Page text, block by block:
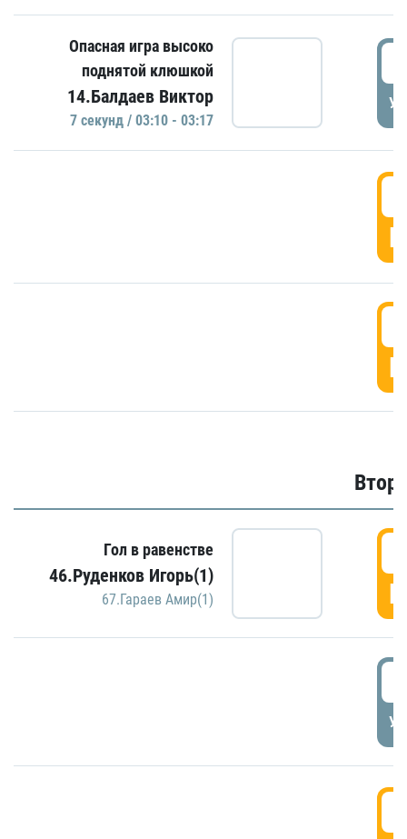
Опасная игра высоко
поднятой клюшкой
14.Балдаев Виктор
7 секунд / 03:10 - 03:17
Гол в равенстве
46.Руденков Игорь(1)
67.Гараев Амир(1)